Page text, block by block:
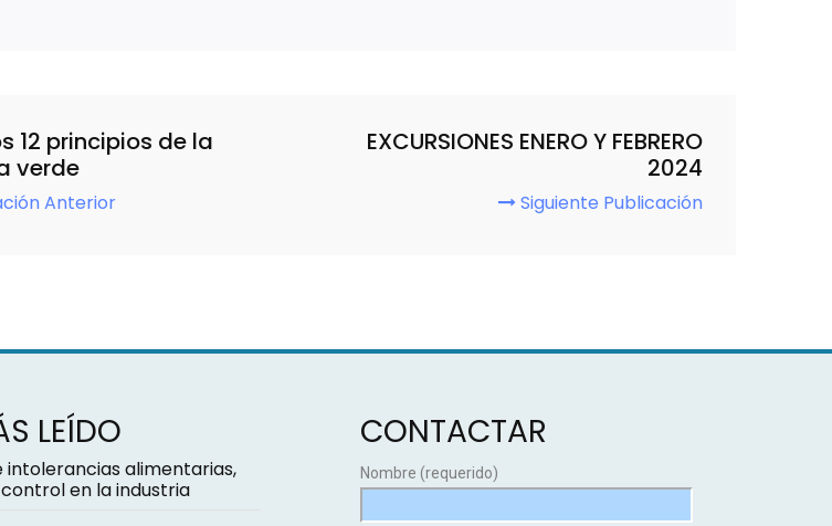
12 principios de la
verde
Anterior
EXCURSIONES ENERO Y FEBRERO
2024
Siguiente Publicación
LEÍDO
intolerancias alimentarias,
en la industria
CONTACTAR
Nombre (requerido)